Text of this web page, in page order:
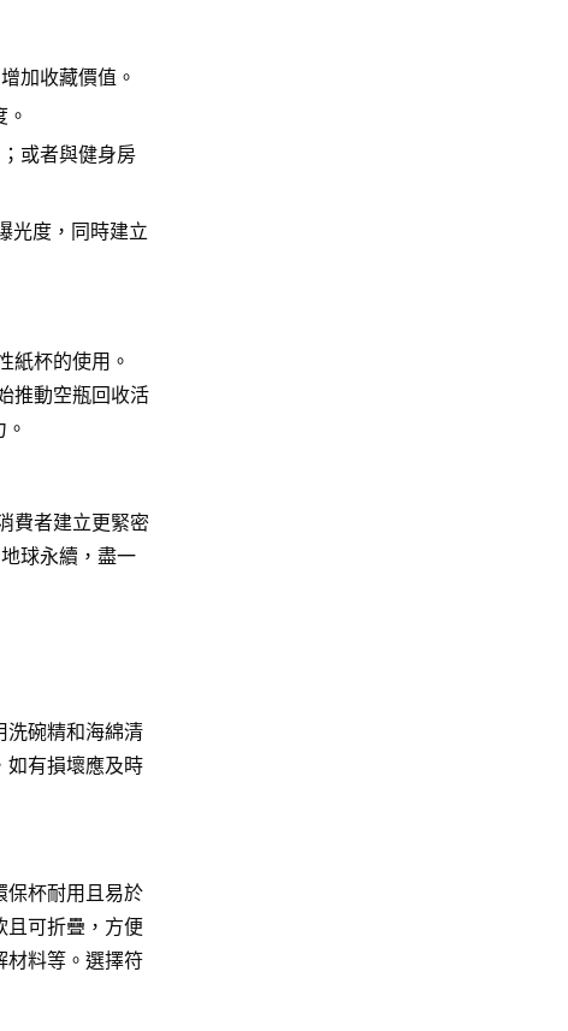
加收藏價值。
或者與健身房
光度，同時建立
紙杯的使用。
推動空瓶回收活
費者建立更緊密
球永續，盡一
洗碗精和海綿清
如有損壞應及時
保杯耐用且易於
且可折疊，方便
材料等。選擇符